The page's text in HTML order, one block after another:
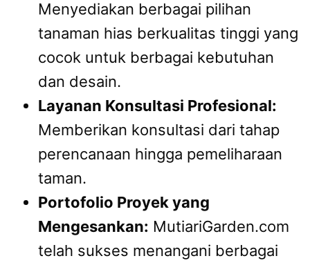
Menyediakan berbagai pilihan
tanaman hias berkualitas tinggi yang
cocok untuk berbagai kebutuhan
dan desain.
Layanan Konsultasi Profesional:
Memberikan konsultasi dari tahap
perencanaan hingga pemeliharaan
taman.
Portofolio Proyek yang
Mengesankan: MutiariGarden.com
telah sukses menangani berbagai